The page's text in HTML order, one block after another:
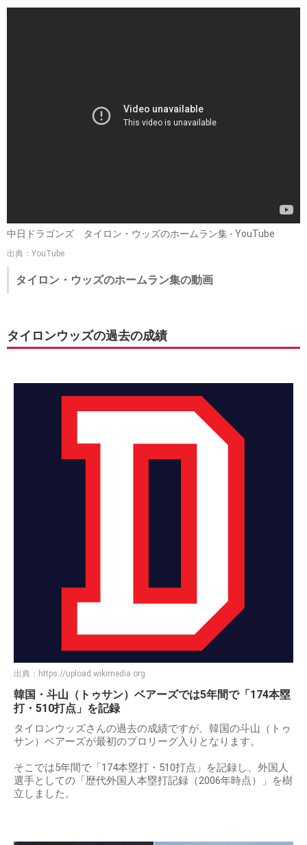
中日ドラゴンズ タイロン・ウッズのホームラン集 - YouTube
出典：YouTube
タイロン・ウッズのホームラン集の動画
タイロンウッズの過去の成績
出典： https://upload.wikimedia.org
韓国・斗山（トゥサン）ベアーズでは5年間で「174本塁
打・510打点」を記録
タイロンウッズさんの過去の成績ですが、韓国の斗山（トゥ
サン）ベアーズが最初のプロリーグ入りとなります。
そこでは5年間で「174本塁打・510打点」を記録し、外国人
選手としての「歴代外国人本塁打記録（2006年時点）」を樹
立しました。